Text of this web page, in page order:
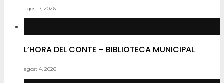
agost 7, 2026
L’HORA DEL CONTE – BIBLIOTECA MUNICIPAL
agost 4, 2026